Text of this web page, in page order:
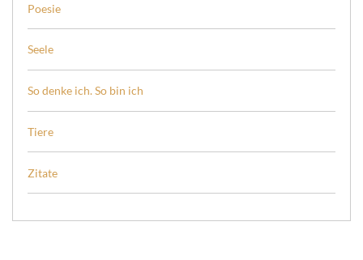
Poesie
Seele
So denke ich. So bin ich
Tiere
Zitate